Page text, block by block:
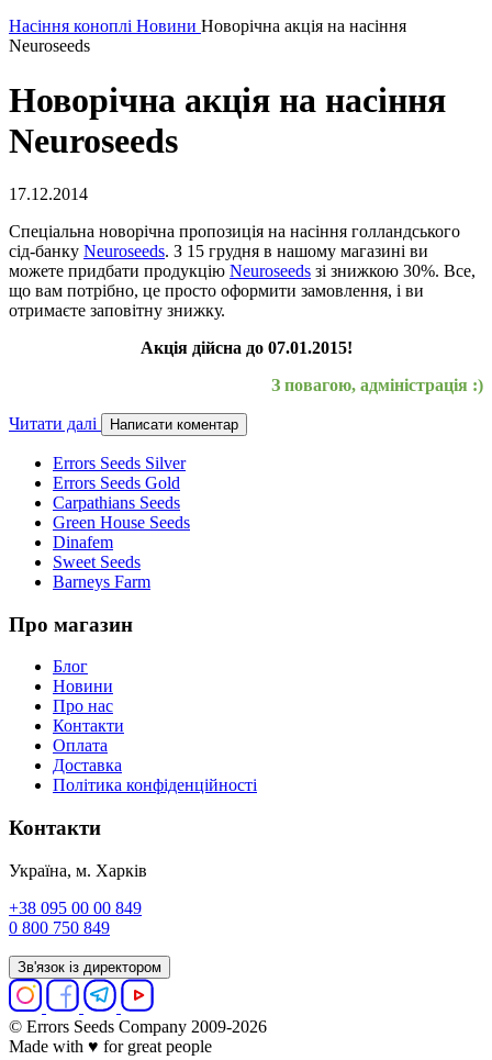
Насіння коноплі Новини Новорічна акція на насіння
Neuroseeds
Новорічна акція на насіння
Neuroseeds
17.12.2014
Спеціальна новорічна пропозиція на насіння голландського
сід-банку Neuroseeds. З 15 грудня в нашому магазині ви
можете придбати продукцію Neuroseeds зі знижкою 30%. Все,
що вам потрібно, це просто оформити замовлення, і ви
отримаєте заповітну знижку.
Акція дійсна до 07.01.2015!
З повагою, адміністрація :)
Читати далі Написати коментар
Errors Seeds Silver
Errors Seeds Gold
Carpathians Seeds
Green House Seeds
Dinafem
Sweet Seeds
Barneys Farm
Про магазин
Блог
Новини
Про нас
Контакти
Оплата
Доставка
Політика конфіденційності
Контакти
Україна, м. Харків
+38 095 00 00 849
0 800 750 849
Зв'язок із директором
© Errors Seeds Company 2009-2026
Made with ♥ for great people